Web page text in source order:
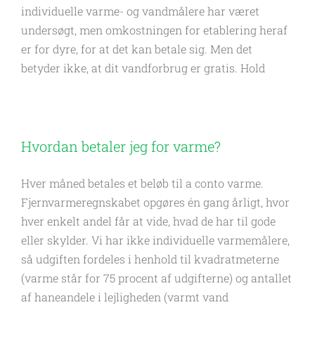
individuelle varme- og vandmålere har været
undersøgt, men omkostningen for etablering heraf
er for dyre, for at det kan betale sig. Men det
betyder ikke, at dit vandforbrug er gratis. Hold
Hvordan betaler jeg for varme?
Hver måned betales et beløb til a conto varme.
Fjernvarmeregnskabet opgøres én gang årligt, hvor
hver enkelt andel får at vide, hvad de har til gode
eller skylder. Vi har ikke individuelle varmemålere,
så udgiften fordeles i henhold til kvadratmeterne
(varme står for 75 procent af udgifterne) og antallet
af haneandele i lejligheden (varmt vand